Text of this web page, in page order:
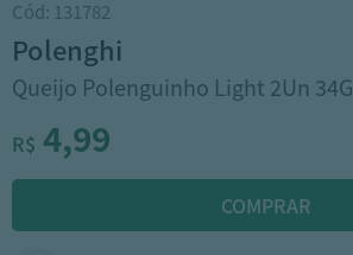
Cód: 131782
polenghi
Queijo Polenguinho Light 2Un 34G
R$ 4,99